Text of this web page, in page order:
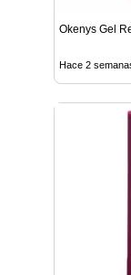
Okenys Gel
Hace 2